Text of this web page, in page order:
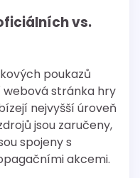
vs.
poukazů
webová stránka hry
nejvyšší úroveň
jsou zaručeny,
spojeny s
akcemi.